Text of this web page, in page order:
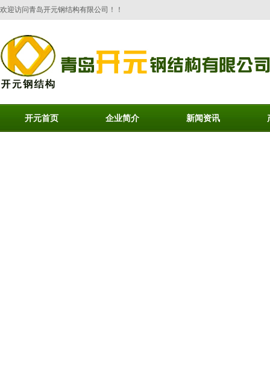
欢迎访问青岛开元钢结构有限公司！！
开元首页 企业简介 新闻资讯